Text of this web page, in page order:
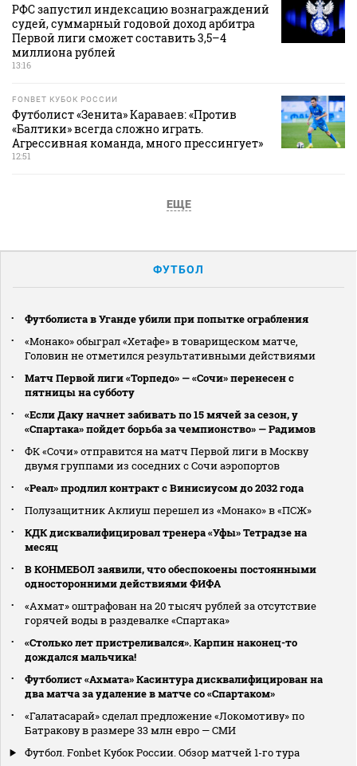
РФС запустил индексацию вознаграждений
судей, суммарный годовой доход арбитра
Первой лиги сможет составить 3,5–4
миллиона рублей
13:16
FONBET КУБОК РОССИИ
Футболист «Зенита» Караваев: «Против
«Балтики» всегда сложно играть.
Агрессивная команда, много прессингует»
12:51
ЕЩЕ
ФУТБОЛ
Футболиста в Уганде убили при попытке ограбления
«Монако» обыграл «Хетафе» в товарищеском матче,
Головин не отметился результативными действиями
Матч Первой лиги «Торпедо» — «Сочи» перенесен с
пятницы на субботу
«Если Даку начнет забивать по 15 мячей за сезон, у
«Спартака» пойдет борьба за чемпионство» — Радимов
ФК «Сочи» отправится на матч Первой лиги в Москву
двумя группами из соседних с Сочи аэропортов
«Реал» продлил контракт с Винисиусом до 2032 года
Полузащитник Аклиуш перешел из «Монако» в «ПСЖ»
КДК дисквалифицировал тренера «Уфы» Тетрадзе на
месяц
В КОНМЕБОЛ заявили, что обеспокоены постоянными
односторонними действиями ФИФА
«Ахмат» оштрафован на 20 тысяч рублей за отсутствие
горячей воды в раздевалке «Спартака»
«Столько лет пристреливался». Карпин наконец-то
дождался мальчика!
Футболист «Ахмата» Касинтура дисквалифицирован на
два матча за удаление в матче со «Спартаком»
«Галатасарай» сделал предложение «Локомотиву» по
Батракову в размере 33 млн евро — СМИ
Футбол. Fonbet Кубок России. Обзор матчей 1-го тура